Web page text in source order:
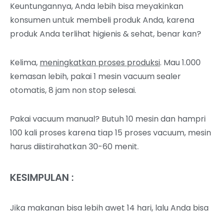
Keuntungannya, Anda lebih bisa meyakinkan
konsumen untuk membeli produk Anda, karena
produk Anda terlihat higienis & sehat, benar kan?
Kelima, meningkatkan proses produksi. Mau 1.000
kemasan lebih, pakai 1 mesin vacuum sealer
otomatis, 8 jam non stop selesai.
Pakai vacuum manual? Butuh 10 mesin dan hampri
100 kali proses karena tiap 15 proses vacuum, mesin
harus diistirahatkan 30-60 menit.
KESIMPULAN :
Jika makanan bisa lebih awet 14 hari, lalu Anda bisa